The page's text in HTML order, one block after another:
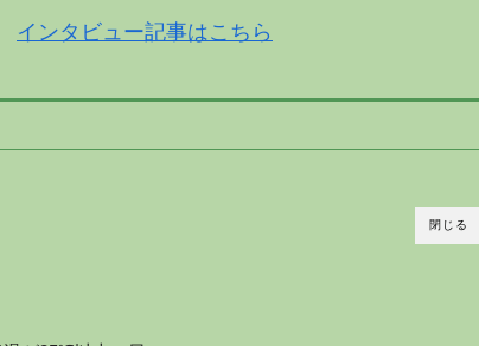
インタビュー記事はこちら
閉じる